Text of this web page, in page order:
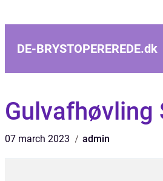
DE-BRYSTOPEREREDE.dk
Gulvafhøvling
07 march 2023 admin